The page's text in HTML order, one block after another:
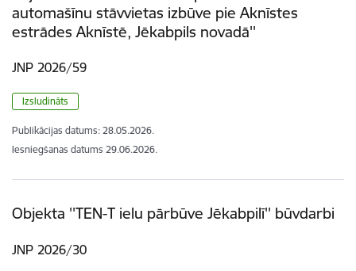
automašīnu stāvvietas izbūve pie Aknīstes
estrādes Aknīstē, Jēkabpils novadā''
JNP 2026/59
Izsludināts
Publikācijas datums: 28.05.2026.
Iesniegšanas datums 29.06.2026.
Objekta ''TEN-T ielu pārbūve Jēkabpilī'' būvdarbi
JNP 2026/30